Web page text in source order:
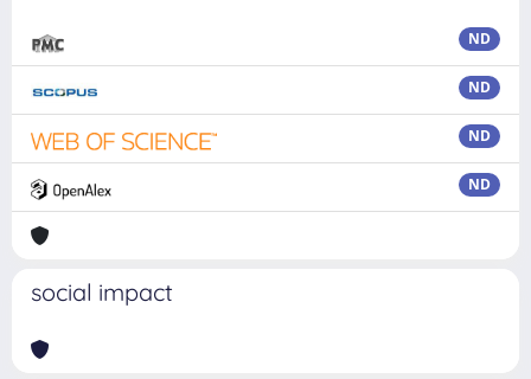
ND
ND
ND
ND
social impact